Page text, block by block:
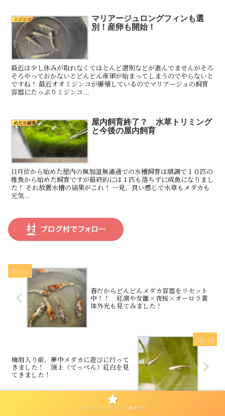
ミジンコ
マリアージュロングフィンも選
別！産卵も開始！
最近は少し休みが取れなくてほとんど選別などが進んでませんがそろ
そろやっておかないとどんどん産卵が始まってしまうのでやらないと
ですね！ 最近オオミジンコが爆殖しているのでマリアージュの飼育
容器にたっぷりミジンコ...
めだか飼育
屋内飼育終了？ 水草トリミング
と今後の屋内飼育
11月位から始めた屋内の無加温無濾過での水槽飼育は順調で１０匹の
稚魚から始めた飼育ですが最終的には１匹も落ちずに成魚になりまし
た！ それ放置水槽の結果がこれ！ 一見、良い感じで水草もメダカも
元気...
春だからどんどんメダカ容器をリセット
中！！ 紅凛や女雛×夜桜×オーロラ黄
体外光も見てみました！
梅雨入り前、夢中メダカに遊びに行って
きました！ 頂上（てっぺん）紅白を見
てきました！
プライバシーポリシー・楽めだか